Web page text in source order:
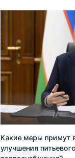
Какие меры примут
улучшения